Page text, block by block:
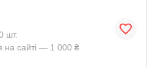
шт.
на сайті — 1 000 ₴